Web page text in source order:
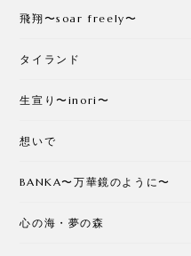
飛翔〜soar freely〜
タイランド
生宣り〜inori〜
想いで
BANKA〜万華鏡のように〜
心の海・夢の森